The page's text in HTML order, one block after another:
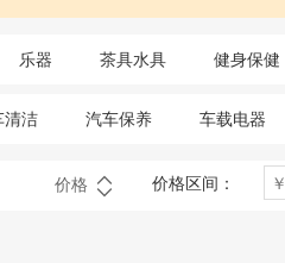
乐器 茶具水具 健身保健
清洁 汽车保养 车载电器
价格 价格区间：